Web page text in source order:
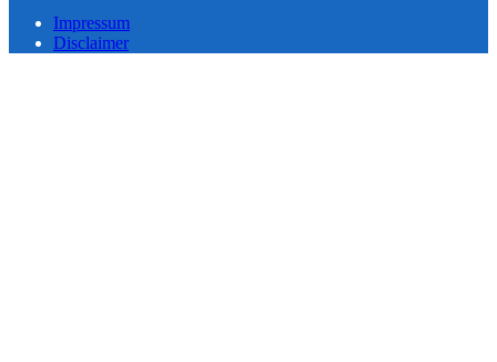
Impressum
Disclaimer